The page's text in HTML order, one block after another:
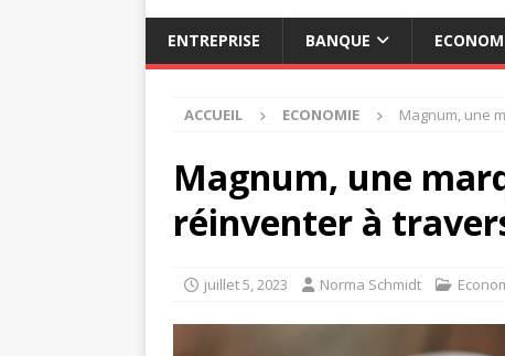
ENTREPRISE BANQUE
ACCUEIL ECONOMIE Magnum, une
Magnum, une
réinventer à
juillet 5, 2023 Norma Schmidt